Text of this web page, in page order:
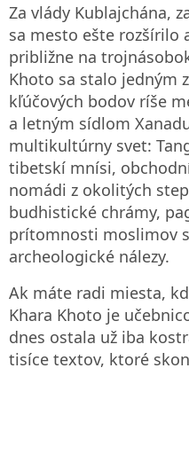
Za vlády Kublajchána,
sa mesto ešte rozšírilo
približne na
Khoto sa stalo jedným
kľúčových bodov ríše
a letným sídlom
multikultúrny svet:
tibetskí mnísi,
nomádi z okolitých
budhistické chrámy,
prítomnosti moslimov
archeologické nálezy.
Ak máte radi miesta,
Khara Khoto je
dnes ostala už iba
tisíce textov, ktoré